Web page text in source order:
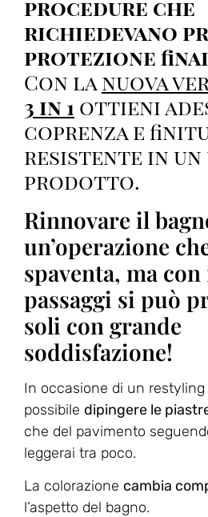
procedure che
richiedevano
protezione
Con la nuova
3 in 1 ottieni
coprenza e
resistente in un
prodotto.
Rinnovare il
un’operazione
spaventa, ma
passaggi si può
soli con grande
soddisfazione!
In occasione di un restyling
possibile dipingere le
che del pavimento
leggerai tra poco.
La colorazione cambia
l’aspetto del bagno.